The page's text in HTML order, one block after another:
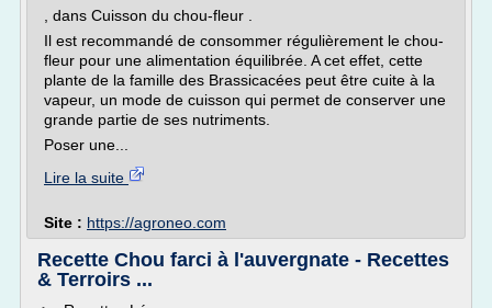
, dans Cuisson du chou-fleur .
Il est recommandé de consommer régulièrement le chou-
fleur pour une alimentation équilibrée. A cet effet, cette
plante de la famille des Brassicacées peut être cuite à la
vapeur, un mode de cuisson qui permet de conserver une
grande partie de ses nutriments.
Poser une...
Lire la suite
Site : https://agroneo.com
Recette Chou farci à l'auvergnate - Recettes
& Terroirs ...